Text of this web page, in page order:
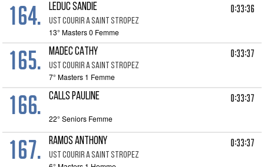
164. LEDUC SANDIE
UST COURIR A SAINT STROPEZ
0:33:36
13° Masters 0 Femme
165. MADEC CATHY
UST COURIR A SAINT STROPEZ
0:33:37
7° Masters 1 Femme
166. CALLS PAULINE 0:33:37
22° Seniors Femme
167. RAMOS ANTHONY
UST COURIR A SAINT STROPEZ
0:33:37